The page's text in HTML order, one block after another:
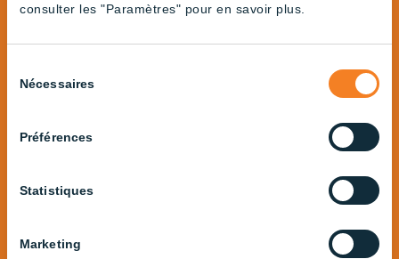
consulter les "Paramètres" pour en savoir plus.
duNécessaires
Préférences
Statistiques
Marketing
Lighting Solutions for All
Explore All CBM Lighting Products